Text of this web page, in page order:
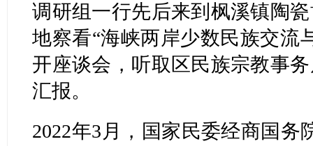
调研组一行先后来到枫溪镇陶
地察看“海峡两岸少数民族交流
开座谈会，听取区民族宗教事
汇报。
2022年3月，国家民委经商国务